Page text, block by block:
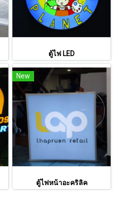
ตู้ไฟ LED
New
ตู้ไฟหน้าอะคริลิค